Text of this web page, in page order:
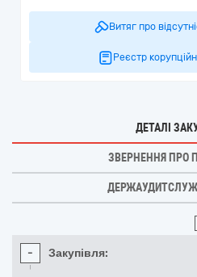
Витяг про
Реєстр
ДЕТАЛІ
ЗВЕРНЕННЯ ПРО
- Закупівля: